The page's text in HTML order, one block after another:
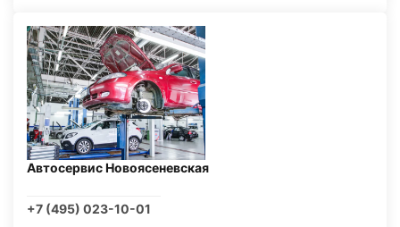
Автосервис Новоясеневская
+7 (495) 023-10-01